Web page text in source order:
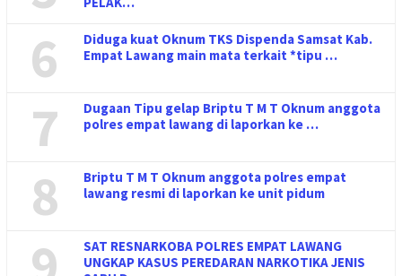
6
Diduga kuat Oknum TKS Dispenda Samsat Kab.
Empat Lawang main mata terkait *tipu …
7
Dugaan Tipu gelap Briptu T M T Oknum anggota
polres empat lawang di laporkan ke …
8
Briptu T M T Oknum anggota polres empat
lawang resmi di laporkan ke unit pidum
SAT RESNARKOBA POLRES EMPAT LAWANG
UNGKAP KASUS PEREDARAN NARKOTIKA JENIS